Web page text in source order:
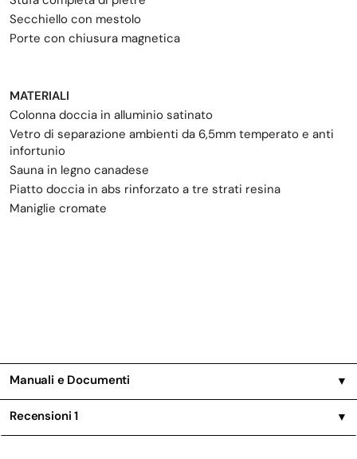
Secchiello con mestolo
Porte con chiusura magnetica
MATERIALI
Colonna doccia in alluminio satinato
Vetro di separazione ambienti da 6,5mm temperato e anti
infortunio
Sauna in legno canadese
Piatto doccia in abs rinforzato a tre strati resina
Maniglie cromate
Manuali e Documenti ▼
Recensioni1 ▼